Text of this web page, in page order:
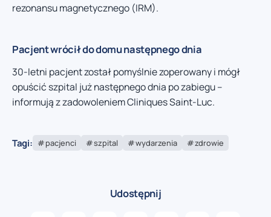
rezonansu magnetycznego (IRM).
Pacjent wrócił do domu następnego dnia
30-letni pacjent został pomyślnie zoperowany i mógł
opuścić szpital już następnego dnia po zabiegu –
informują z zadowoleniem Cliniques Saint-Luc.
Tagi: pacjenci szpital wydarzenia zdrowie
Udostępnij